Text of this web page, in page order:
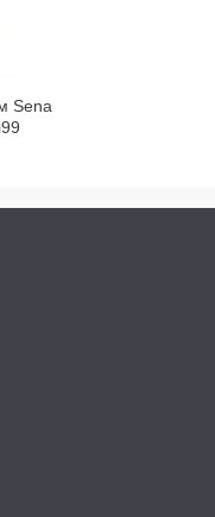
Sena